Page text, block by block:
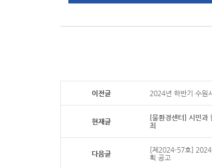
이전글 2024년 하반기 수원
현재글
[물환경센터] 시민과
최
다음글
[제2024-57호] 2024
획 공고